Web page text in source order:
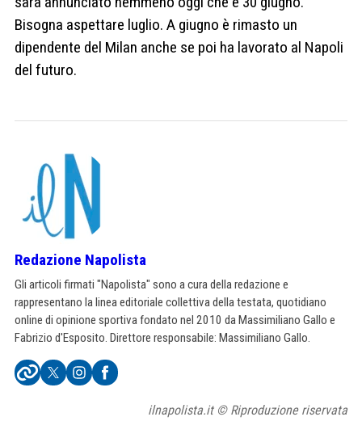
Bisogna aspettare luglio. A giugno è rimasto un
dipendente del Milan anche se poi ha lavorato al Napoli
del futuro.
Redazione Napolista
Gli articoli firmati "Napolista" sono a cura della redazione e
rappresentano la linea editoriale collettiva della testata, quotidiano
online di opinione sportiva fondato nel 2010 da Massimiliano Gallo e
Fabrizio d'Esposito. Direttore responsabile: Massimiliano Gallo.
ilnapolista.it © Riproduzione riservata